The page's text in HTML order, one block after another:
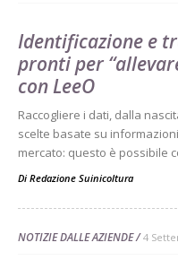
Identificazione e
pronti per
con LeeO
Raccogliere i dati, dalla
scelte basate su
mercato: questo è possibile
Di Redazione Suinicoltura
NOTIZIE DALLE AZIENDE 4